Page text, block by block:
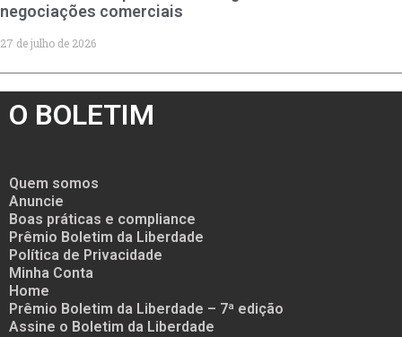
negociações comerciais
27 de julho de 2026
O BOLETIM
Quem somos
Anuncie
Boas práticas e compliance
Prêmio Boletim da Liberdade
Política de Privacidade
Minha Conta
Home
Prêmio Boletim da Liberdade – 7ª edição
Assine o Boletim da Liberdade